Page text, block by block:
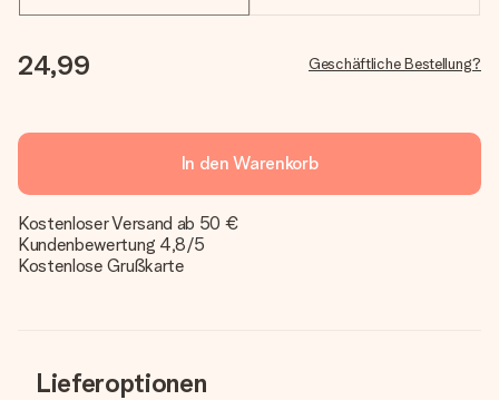
24,99 Geschäftliche Bestellung?
In den Warenkorb
Kostenloser Versand ab 50 €
Kundenbewertung 4,8/5
Kostenlose Grußkarte
Lieferoptionen